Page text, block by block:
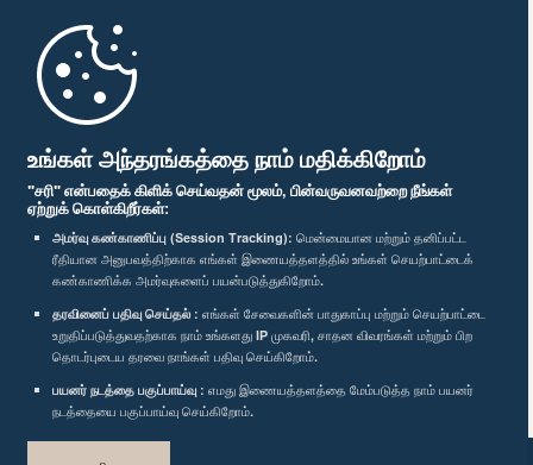
உங்கள் அந்தரங்கத்தை நாம் மதிக்கிறோம்
"சரி" என்பதைக் கிளிக் செய்வதன் மூலம், பின்வருவனவற்றை நீங்கள்
ஏற்றுக் கொள்கிறீர்கள்:
அமர்வு கண்காணிப்பு (Session Tracking): மென்மையான மற்றும் தனிப்பட்ட
ரீதியான அனுபவத்திற்காக எங்கள் இணையத்தளத்தில் உங்கள் செயற்பாட்டைக்
கண்காணிக்க அமர்வுகளைப் பயன்படுத்துகிறோம்.
தரவினைப் பதிவு செய்தல் : எங்கள் சேவைகளின் பாதுகாப்பு மற்றும் செயற்பாட்டை
உறுதிப்படுத்துவதற்காக நாம் உங்களது IP முகவரி, சாதன விவரங்கள் மற்றும் பிற
தொடர்புடைய தரவை நாங்கள் பதிவு செய்கிறோம்.
பயனர் நடத்தை பகுப்பாய்வு : எமது இணையத்தளத்தை மேம்படுத்த நாம் பயனர்
நடத்தையை பகுப்பாய்வு செய்கிறோம்.
முதற்பக்கம்
பாராளுமன்ற கையடக்க செயலி
எம்மை பின்தொடர்க :
விருதுகள்
தனியுரிமைக் கொள்கை